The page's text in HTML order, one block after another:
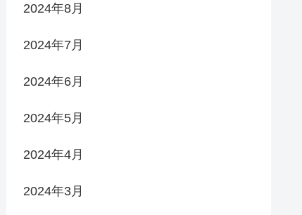
2024年8月
2024年7月
2024年6月
2024年5月
2024年4月
2024年3月